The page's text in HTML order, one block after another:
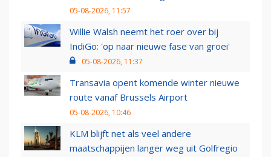
05-08-2026, 11:57
Willie Walsh neemt het roer over bij
IndiGo: 'op naar nieuwe fase van groei'
05-08-2026, 11:37
Transavia opent komende winter nieuwe
route vanaf Brussels Airport
05-08-2026, 10:46
KLM blijft net als veel andere
maatschappijen langer weg uit Golfregio